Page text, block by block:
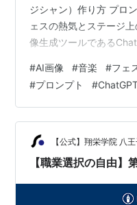
ジシャン）作り方 プロ
ェスの熱気とステージ
像生成ツールである
します。AI画像生成にお
空気感や、現代的で魅
めには、プロンプトの
画像 音楽＜フェス＞（
ト<ChatGpt/Gemini…
#AI画像 #音楽 #フェ
#プロンプト #
【公式】翔栄学院 八
【職業選択の自由】